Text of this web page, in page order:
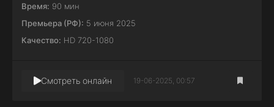
Время: 90 мин
Премьера (РФ): 5 июня 2025
Качество: HD 720-1080
Смотреть онлайн 19-06-2025, 00:57